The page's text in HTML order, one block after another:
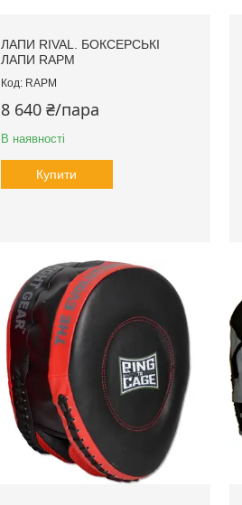
ЛАПИ RIVAL. БОКСЕРСЬКІ
ЛАПИ RAPM
RAPM
8 640 ₴/пара
В наявності
Купити